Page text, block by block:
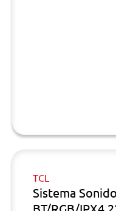
TCL
Sistema